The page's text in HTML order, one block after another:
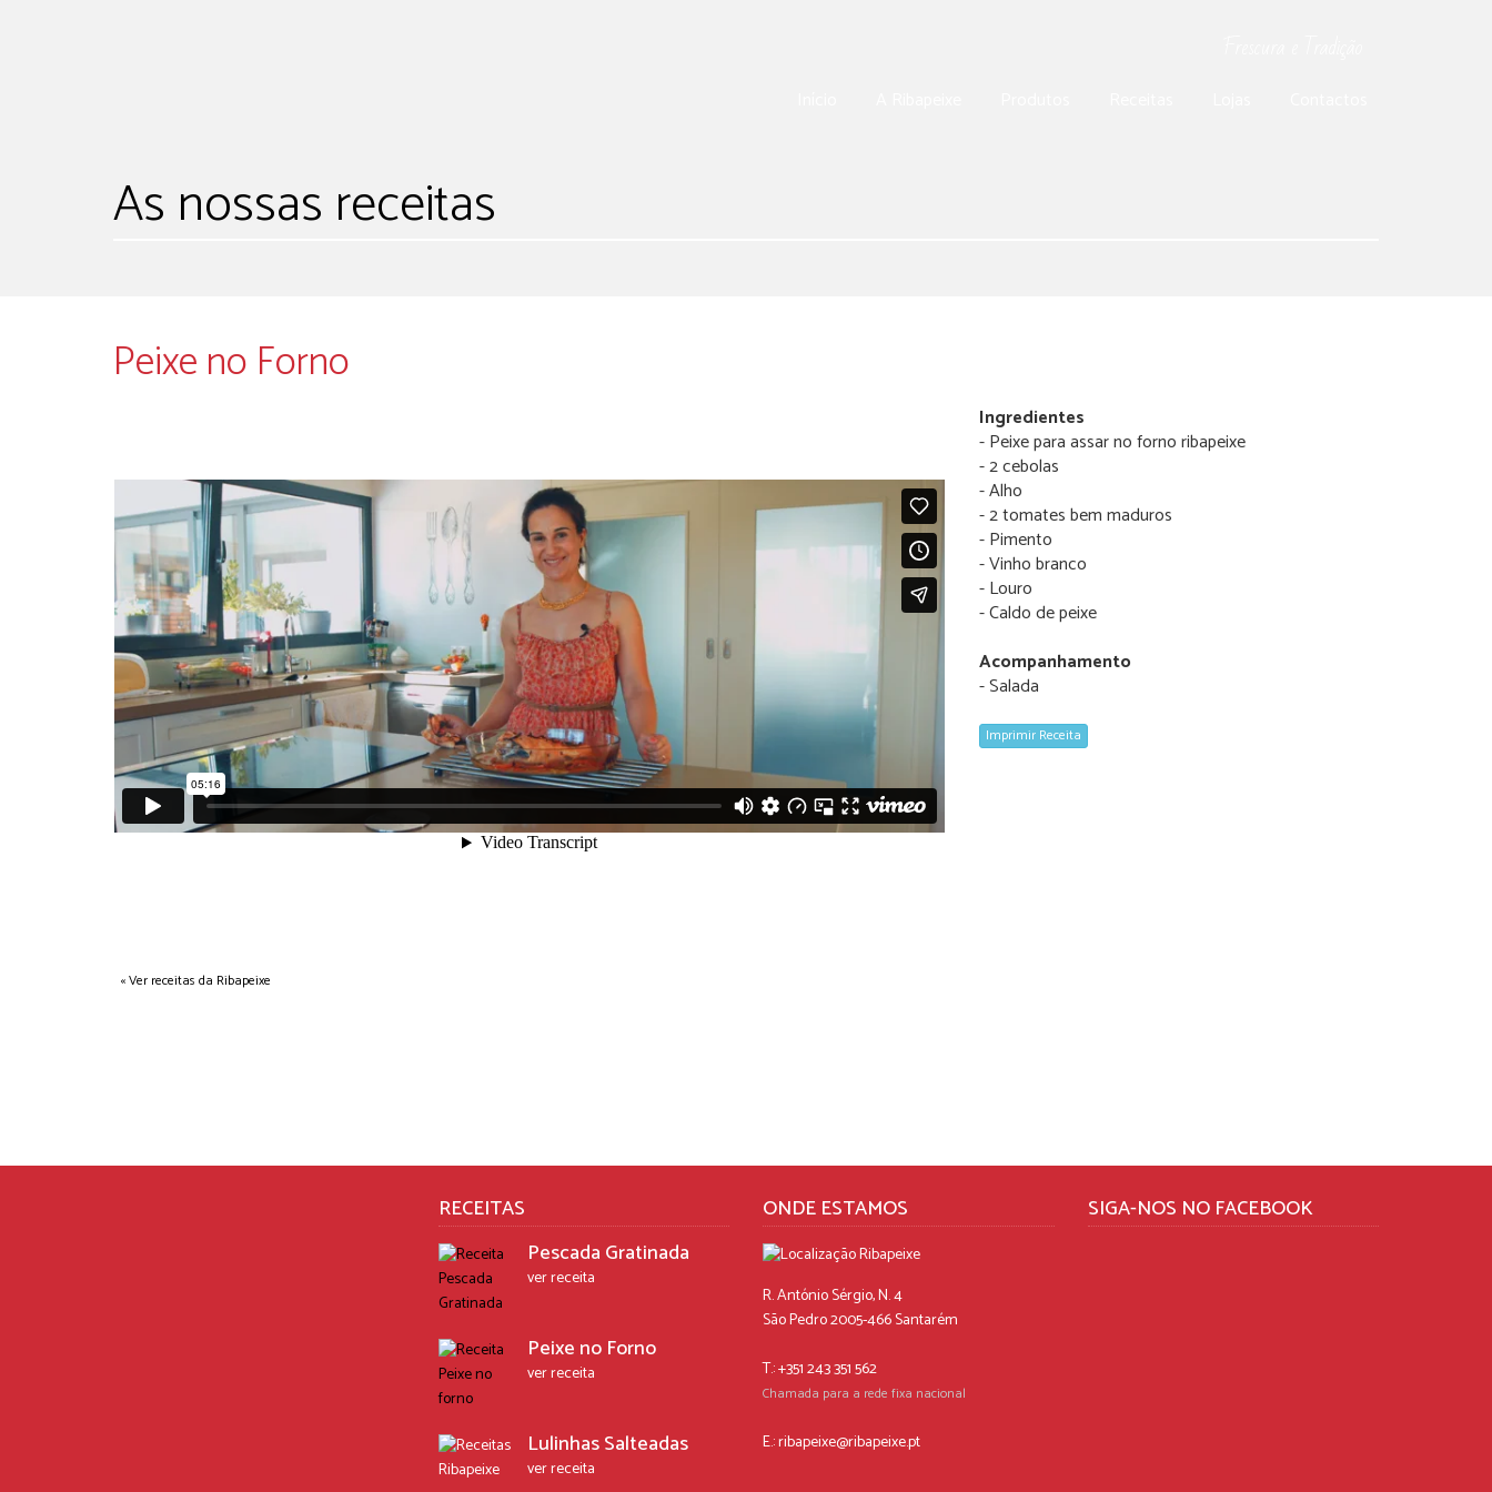
As nossas receitas
Peixe no Forno
Ingredientes
- Peixe para assar no forno ribapeixe
- 2 cebolas
- Alho
- 2 tomates bem maduros
- Pimento
- Vinho branco
- Louro
- Caldo de peixe
Acompanhamento
- Salada
Imprimir Receita
« Ver receitas da Ribapeixe
RECEITAS
Pescada Gratinada
ver receita
Peixe no Forno
ver receita
Lulinhas Salteadas
ver receita
ONDE ESTAMOS
R. António Sérgio, N. 4
São Pedro 2005-466 Santarém
T.: +351 243 351 562
Chamada para a rede fixa nacional
E.:ribapeixe@ribapeixe.pt
SIGA-NOS NO FACEBOOK